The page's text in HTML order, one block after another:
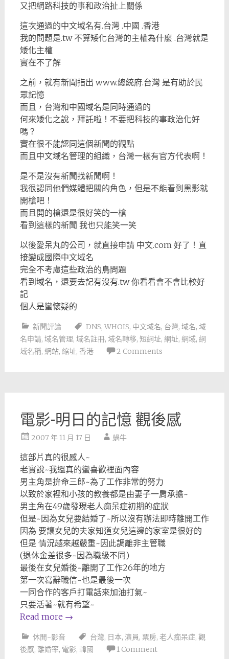
又把網路科技的事和政治扯上關係
這次通過的中文域名有.台灣 .中國 .香港
我的問題是.tw 不算矮化台灣的主權為什麼 .台灣就是
矮化主權
實在不了解
之前，就有新聞指出 www.總統府.台灣 是有助於民
眾記憶
而且，台灣和中國域名是同時通過的
何來矮化之說，拜託啦！不要把科技的事政治化好
嗎？
實在很不能認同這個新聞的觀點
而且中文域名管理的組織，台灣一樣有官方代表啊！
是不是沒有新聞找新聞啊！
我很認同他們媒體把關的角色，但是不能看到黑影就
開槍吧！
而且開的槍還是很好笑的一槍
看到這樣的新聞 我也只能笑一笑
以後愛呆丸的公司，就直接申請 中文.com 好了！直
接變成國際中文域名
完全不考慮這些政治的鳥問題
看到域名，還要去記有沒有.tw 你看看會不會比較好
記
個人是蠻懷疑的
新聞評論 DNS, WHOIS, 中文域名, 台灣, 域名, 域
名申請, 域名管理, 域名註冊, 域名轉移, 短網址, 網址, 網域, 網
域名稱, 網站, 縮址, 香港 2 Comments
電影-明日的記憶 觀後感
2007 年 11 月 17 日 蝸牛
這部片真的很感人~
老實說~我還真的蠻喜歡裡面內容
男主角是拚命三郎~為了工作非常的努力
以致於家裡和小孩的教養都是由妻子一肩承擔~
男主角在49歲發現老人痴呆症初期的症狀
但是~因為女兒要結婚了~所以沒有辦法即時離開工作
因為 要讓女兒的夫家知道女兒這邊的家室是很好的
但是 情況越來越嚴重~因此調離非主管職
(退休金差很多~因為職級不同)
最後在女兒婚後~離開了工作26年的地方
第一次寫辭職信~也是最後一次
一同合作的客戶打電話來加油打氣~
只要活著~就有希望~
Read more →
休閒-影音 台灣, 日本, 演員, 票房, 老人痴呆症, 觀
後感, 離婚率, 電影, 韓國 1 Comment